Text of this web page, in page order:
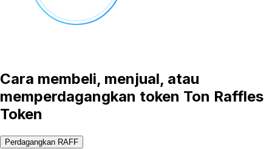
Cara membeli, menjual, atau
memperdagangkan token Ton Raffles
Token
Perdagangkan RAFF